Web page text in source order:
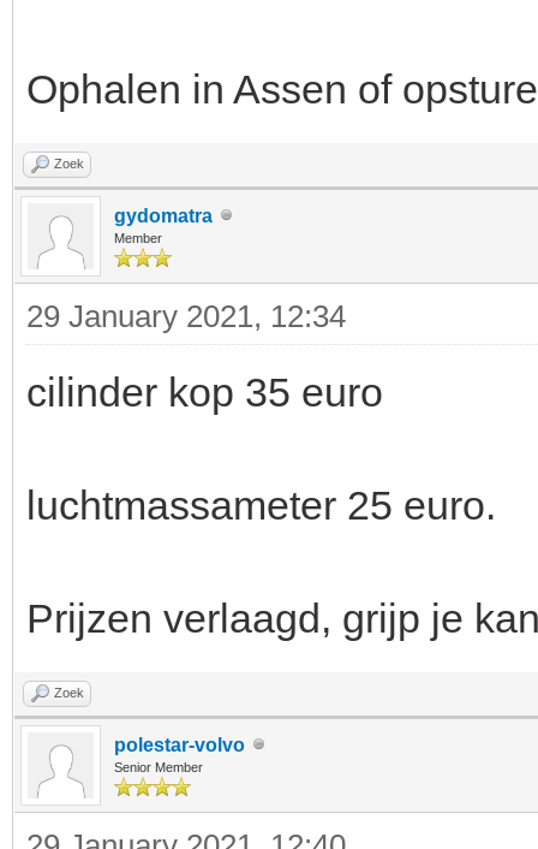
Ophalen in Assen of
Zoek
gydomatra
Member
29 January 2021, 12:34
cilinder kop 35 euro
luchtmassameter 25 euro.
Prijzen verlaagd, grijp je
Zoek
polestar-volvo
Senior Member